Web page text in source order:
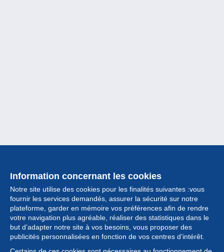
Information concernant les cookies
Notre site utilise des cookies pour les finalités suivantes :vous
fournir les services demandés, assurer la sécurité sur notre
plateforme, garder en mémoire vos préférences afin de rendre
votre navigation plus agréable, réaliser des statistiques dans le
but d’adapter notre site à vos besoins, vous proposer des
publicités personnalisées en fonction de vos centres d’intérêt.
Collection